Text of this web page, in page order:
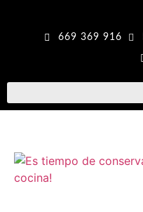
669 369 916